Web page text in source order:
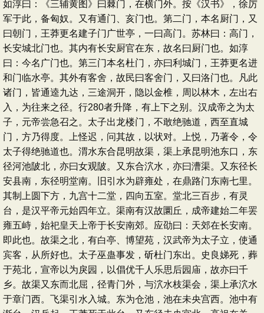
如淳曰：《三辅黄图》曰棘门，在横门外。按《汉书》，徐厉
军于此，备匈奴。又有通门、亥门也。第二门，本名厨门，又
曰朝门，王莽更名建子门广世亭，一曰高门。苏林曰：高门，
长安城北门也。其内有长安厨官在东，故名曰厨门也。如淳
曰：今名广门也。第三门本名杜门，亦曰利城门，王莽更名进
和门临水亭。其外有客舍，故民曰客舍门，又曰洛门也。凡此
诸门，皆通逵九达，三途洞开，隐以金椎，周以林木，左出右
入，为往来之径。行280者升降，有上下之别。汉成帝之为太
子，元帝尝急召之。太子出龙楼门，不敢绝驰道，西至直城
门，方乃得度。上怪迟，问其故，以状对。上悦，乃著令，令
太子得绝驰道也。渭水东合昆明故渠，渠上承昆明池东口，东
径河池陂北，亦曰女观陂。又东合泬水，亦曰漕渠。又东径长
安县南，东径明堂南。旧引水为辟雍处，在鼎路门东南七里。
其制上圆下方，九宫十二堂，四向五室。堂北三百步，有灵
台，是汉平帝元始四年立。渠南有汉故圜丘，成帝建始二年罢
雍五峙，始祀皇天上帝于长安南郊。应劭曰：天郊在长安南。
即此也。故渠之北，有白亭、博望苑，汉武帝为太子立，使通
宾客，从所好也。太子巫蛊事发，斫杜门东出。史良娣死，葬
于苑北，宣帝以为戾园，以倡优千人乐思后园庙，故亦曰千
乡。故渠又东而北屈，径青门外，与泬水枝渠会，渠上承泬水
于章门西。飞渠引水入城。东为仓池，池在未央宫西。池中有